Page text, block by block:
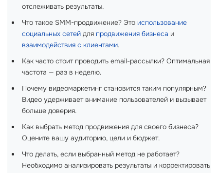
отслеживать результаты.
Что такое SMM-продвижение? Это использование
социальных сетей для продвижения бизнеса и
взаимодействия с клиентами.
Как часто стоит проводить email-рассылки? Оптимальная
частота — раз в неделю.
Почему видеомаркетинг становится таким популярным?
Видео удерживает внимание пользователей и вызывает
больше доверия.
Как выбрать метод продвижения для своего бизнеса?
Оцените вашу аудиторию, цели и бюджет.
Что делать, если выбранный метод не работает?
Необходимо анализировать результаты и корректировать